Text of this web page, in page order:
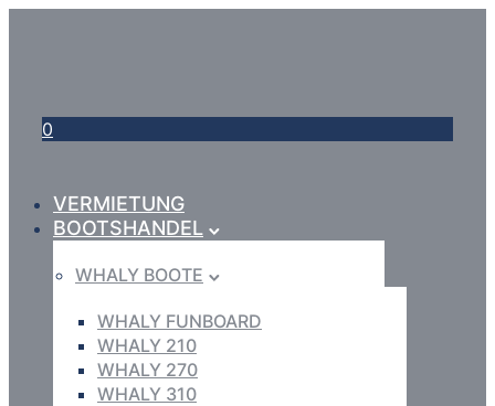
0
VERMIETUNG
BOOTSHANDEL
WHALY BOOTE
WHALY FUNBOARD
WHALY 210
WHALY 270
WHALY 310